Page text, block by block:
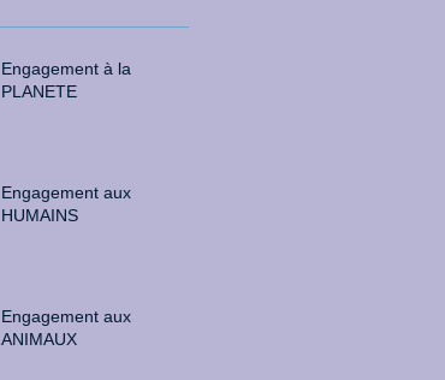
Engagement à la
PLANETE
Engagement aux
HUMAINS
Engagement aux
ANIMAUX